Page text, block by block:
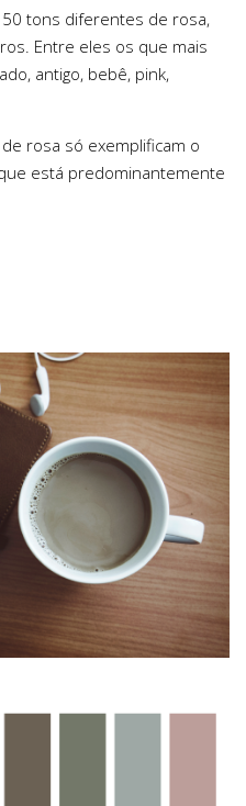
tons diferentes de rosa,
Entre eles os que mais
antigo, bebê, pink,
rosa só exemplificam o
está predominantemente